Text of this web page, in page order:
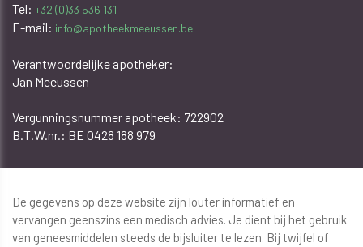
Tel: +32 (0)33 536 131
E-mail: info@apotheekmeeussen.be
Verantwoordelijke apotheker:
Jan Meeussen
​​​​​​Vergunningsnummer apotheek: 722902
B.T.W.nr.: BE 0428 188 979
De gegevens op deze website zijn louter informatief en
vervangen geenszins een medisch advies. Je dient bij het gebruik
van geneesmiddelen steeds de bijsluiter te lezen. Bij twijfel of